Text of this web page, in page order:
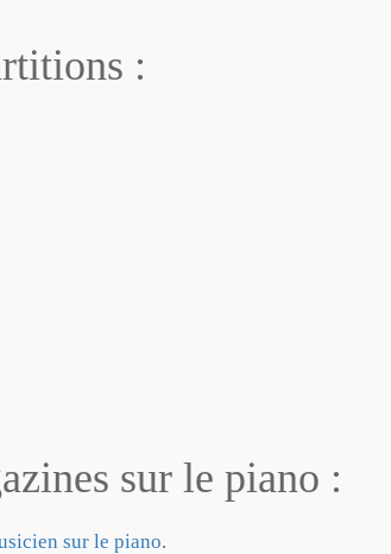
:
sur le piano :
sur le piano.